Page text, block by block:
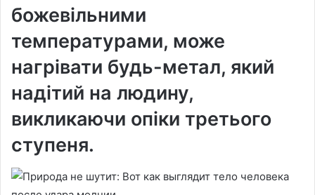
божевільними
температурами, може
нагрівати будь-метал, який
надітий на людину,
викликаючи опіки третього
ступеня.